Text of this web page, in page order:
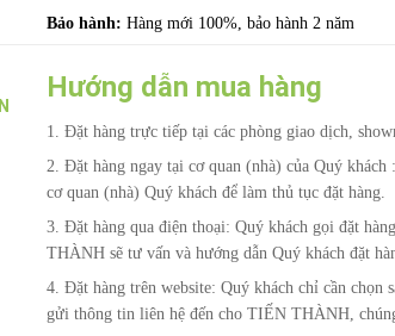
Bảo hành: Hàng mới 100%, bảo hành 2 năm
Hướng dẫn mua hàng
1. Đặt hàng trực tiếp tại các phòng giao dịch,
2. Đặt hàng ngay tại cơ quan (nhà) của Quý
cơ quan (nhà) Quý khách để làm thủ tục đặt hàng.
3. Đặt hàng qua điện thoại: Quý khách gọi đặt
THÀNH sẽ tư vấn và hướng dẫn Quý khách đặt
4. Đặt hàng trên website: Quý khách chỉ cần
gửi thông tin liên hệ đến cho TIẾN THÀNH,